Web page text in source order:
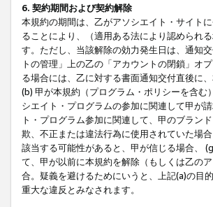
6. 契約期間および契約解除
本規約の期間は、乙がアソシエイト・サイト
ることにより、（適用ある法により認められ
す。ただし、当該解除の効力発生日は、通知
トの管理」上の乙の「アカウントの閉鎖」オ
る場合には、乙に対する書面通知交付直後に
(b) 甲が本規約（プログラム・ポリシーを含
シエイト・プログラムの参加に関連して甲が
ト・プログラム参加に関連して、甲のブラン
欺、不正または違法行為に使用されていた場
該当する可能性があると、甲が信じる場合、
て、甲が以前に本規約を解除（もしくは乙の
合。疑義を避けるためにいうと、上記(a)の目
重大な違反とみなされます。